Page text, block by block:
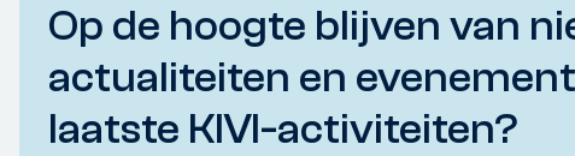
Op de hoogte blijven van
actualiteiten en
laatste KIVI-activiteiten?